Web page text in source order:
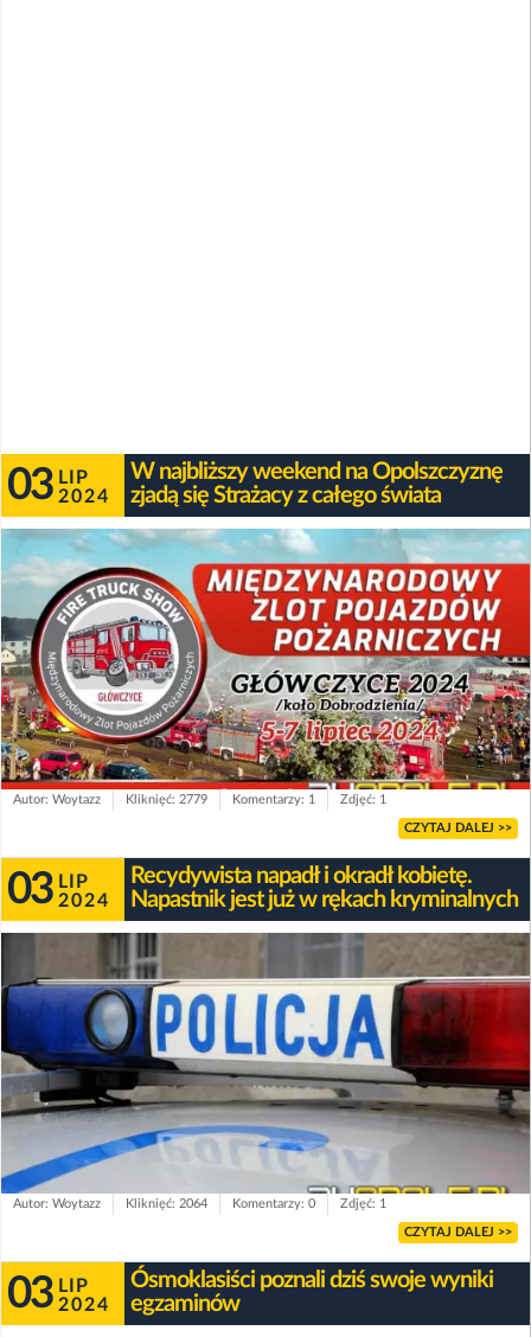
03 LIP
2024
W najbliższy weekend na Opolszczyznę
zjadą się Strażacy z całego świata
Autor: Woytazz Kliknięć: 2779 Komentarzy: 1 Zdjęć: 1
CZYTAJ DALEJ >>
03 LIP
2024
Recydywista napadł i okradł kobietę.
Napastnik jest już w rękach kryminalnych
Autor: Woytazz Kliknięć: 2064 Komentarzy: 0 Zdjęć: 1
CZYTAJ DALEJ >>
03 LIP
2024
Ósmoklasiści poznali dziś swoje wyniki
egzaminów